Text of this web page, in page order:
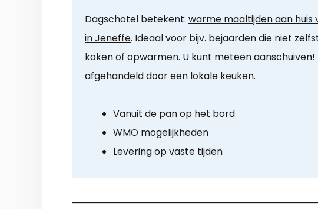
Dagschotel betekent: warme maaltijden aan huis
in Jeneffe. Ideaal voor bijv. bejaarden die niet
koken of opwarmen. U kunt meteen
afgehandeld door een lokale keuken.
Vanuit de pan op het bord
WMO mogelijkheden
Levering op vaste tijden